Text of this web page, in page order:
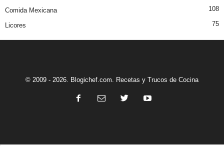
Comida Mexicana 108
Licores 75
© 2009 - 2026. Blogichef.com. Recetas y Trucos de Cocina